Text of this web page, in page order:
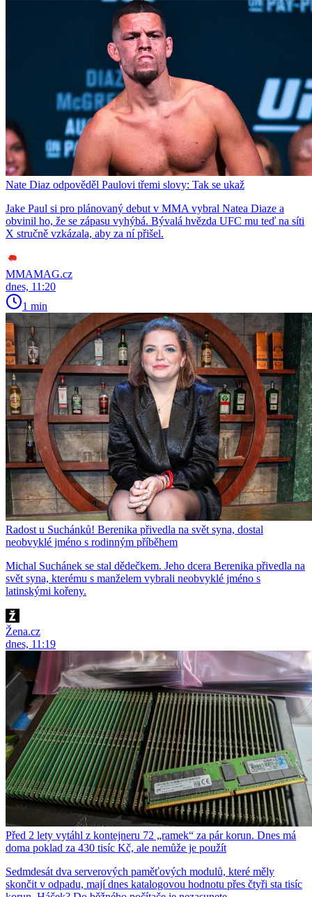
Nate Diaz odpověděl Paulovi třemi slovy: Tak se ukaž
Jake Paul si pro plánovaný debut v MMA vybral Natea Diaze a
obvinil ho, že se zápasu vyhýbá. Bývalá hvězda UFC mu teď na síti
X stručně vzkázala, aby za ní přišel.
MMAMAG.cz
dnes, 11:20
1 min
Radost u Suchánků! Berenika přivedla na svět syna, dostal
neobvyklé jméno s rodinným příběhem
Michal Suchánek se stal dědečkem. Jeho dcera Berenika přivedla na
svět syna, kterému s manželem vybrali neobvyklé jméno s
latinskými kořeny.
Žena.cz
dnes, 11:19
Před 2 lety vytáhl z kontejneru 72 „ramek“ za pár korun. Dnes má
doma poklad za 430 tisíc Kč, ale nemůže je použít
Sedmdesát dva serverových paměťových modulů, které měly
skončit v odpadu, mají dnes katalogovou hodnotu přes čtyři sta tisíc